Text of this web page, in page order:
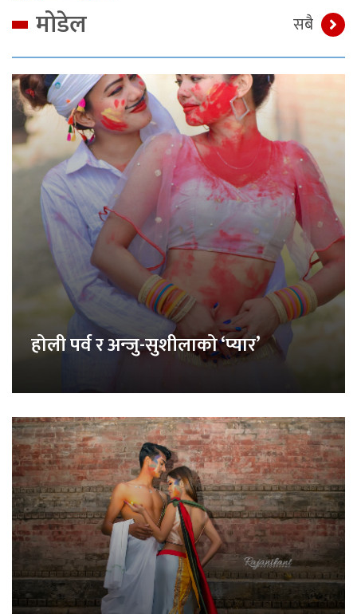
मोडेल सबै
होली पर्व र अन्जु-सुशीलाको ‘प्यार’